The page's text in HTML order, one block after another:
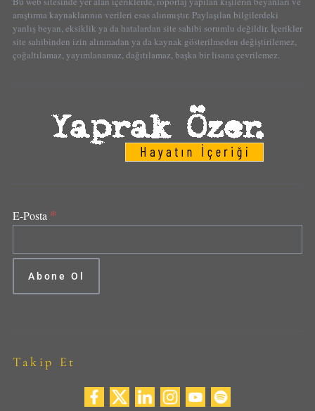
araştırma kaynaklarının verileri esas alınmıştır. Paylaşılan bilgilerdeki
yanlış beyan, eksiklik ya da hatalardan site sahibi sorumlu değildir. İçerikler
site sahibinden izin alınmadan ya da kaynak gösterilmeden değiştirilemez,
çoğaltılamaz, yayımlanamaz, dağıtılamaz, başka bir lisana çevrilemez.
E-Posta *
Takip Et